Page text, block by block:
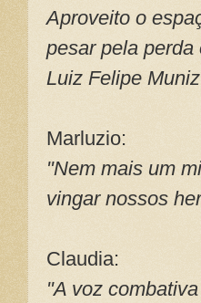
Aproveito o
pesar pela
Luiz Felipe
Marluzio:
"Nem mais um
vingar nossos
Claudia:
"A voz